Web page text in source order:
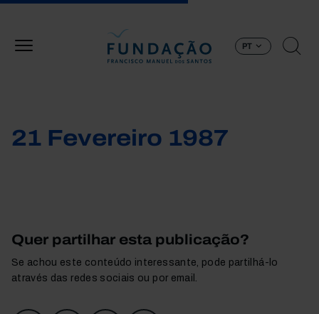
PT
21 Fevereiro 1987
Quer partilhar esta publicação?
Se achou este conteúdo interessante, pode partilhá-lo
através das redes sociais ou por email.